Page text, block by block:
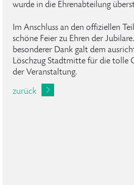
wurde in die Ehrenabteilung
Im Anschluss an den offiziellen
schöne Feier zu Ehren der
besonderer Dank galt dem
Löschzug Stadtmitte für die tolle
der Veranstaltung.
zurück